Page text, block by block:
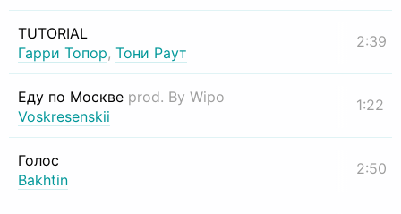
TUTORIAL
Гарри Топор, Тони Раут
2:39
Еду по Москве prod. By Wipo
Voskresenskii
1:22
Голос
Bakhtin
2:50